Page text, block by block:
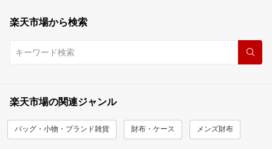
楽天市場から検索
楽天市場の関連ジャンル
バッグ・小物・ブランド雑貨 財布・ケース メンズ財布